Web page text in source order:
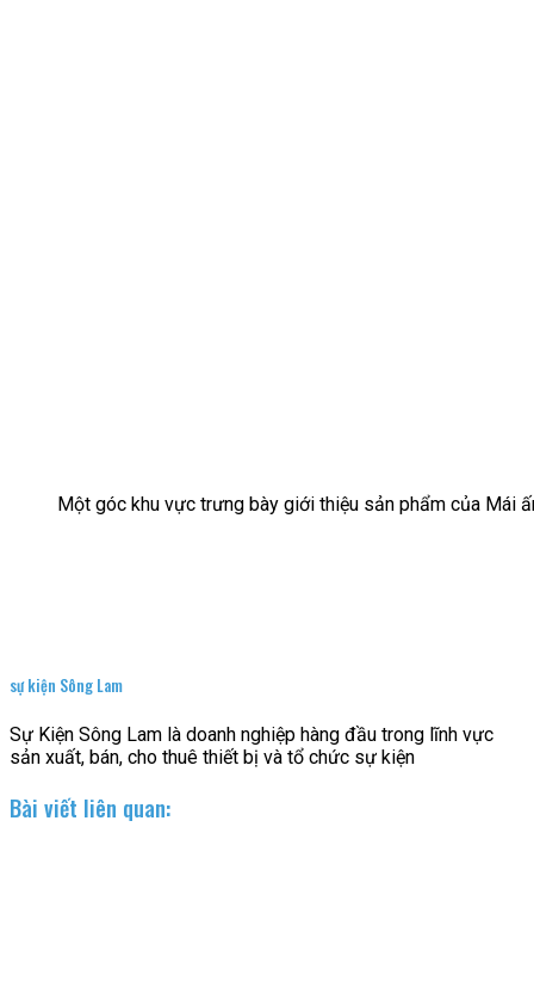
Một góc khu vực trưng bày giới thiệu sản phẩm của Mái
sự kiện Sông Lam
Sự Kiện Sông Lam là doanh nghiệp hàng đầu trong lĩnh vực
sản xuất, bán, cho thuê thiết bị và tổ chức sự kiện
Bài viết liên quan: